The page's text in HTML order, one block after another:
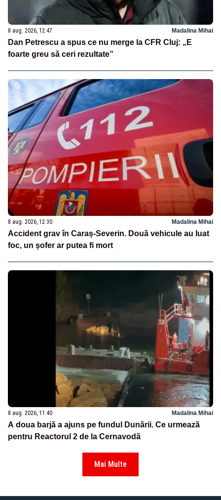
8 aug. 2026, 12:47 Madalina Mihai
Dan Petrescu a spus ce nu merge la CFR Cluj: „E
foarte greu să ceri rezultate”
8 aug. 2026, 12:30 Madalina Mihai
Accident grav în Caraș-Severin. Două vehicule au luat
foc, un șofer ar putea fi mort
8 aug. 2026, 11:40 Madalina Mihai
A doua barjă a ajuns pe fundul Dunării. Ce urmează
pentru Reactorul 2 de la Cernavodă
Mai Multe